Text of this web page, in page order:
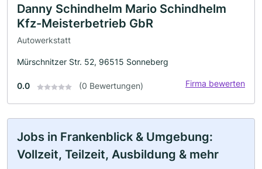
Danny Schindhelm Mario Schindhelm
Kfz-Meisterbetrieb GbR
Autowerkstatt
Mürschnitzer Str. 52, 96515 Sonneberg
0.0 (0 Bewertungen) Firma bewerten
Jobs in Frankenblick & Umgebung:
Vollzeit, Teilzeit, Ausbildung & mehr